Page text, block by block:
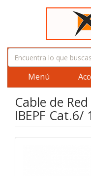
Menú
Cable de
IBEPF Cat.6/